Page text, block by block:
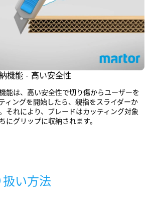
機能 - 高い安全性
能は、高い安全性で切り傷からユーザーを
ィングを開始したら、親指をスライダーか
それにより、ブレードはカッティング対象
にグリップに収納されます。
扱い方法